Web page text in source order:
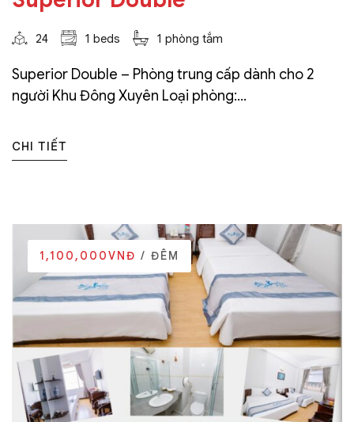
24 1 beds 1 phòng tắm
Superior Double – Phòng trung cấp dành cho 2
người Khu Đông Xuyên Loại phòng:...
CHI TIẾT
1,100,000VNĐ / ĐÊM